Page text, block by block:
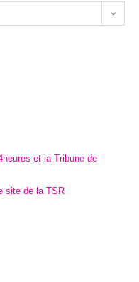
et la Tribune de
site de la TSR